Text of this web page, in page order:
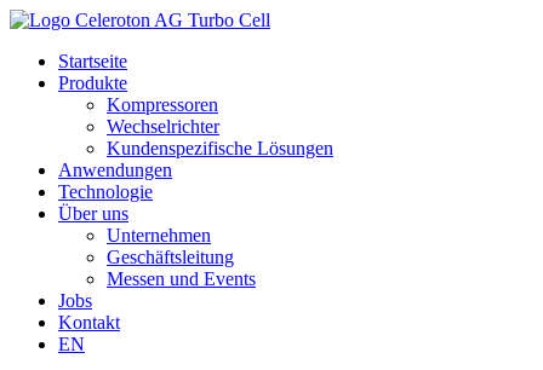
Startseite
Produkte
Kompressoren
Wechselrichter
Kundenspezifische Lösungen
Anwendungen
Technologie
Über uns
Unternehmen
Geschäftsleitung
Messen und Events
Jobs
Kontakt
EN